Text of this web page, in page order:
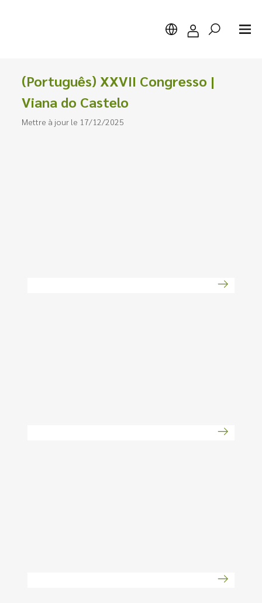
Chercher
(Português) XXVII Congresso |
Viana do Castelo
Mettre à jour le 17/12/2025